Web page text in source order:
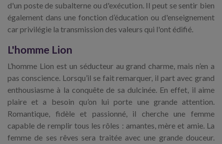
d'un poste de subalterne ou d'exécution. Il peut se sentir bien
également dans une fonction d’éducation ou d'enseignement
car privilégie la transmission des valeurs qui l'ont édifié.
L'homme Lion
L’homme Lion est un séducteur au grand charme, mais n’en a
pas conscience. Lorsqu’il se fait remarquer, il part avec grand
enthousiasme à la conquête de sa dulcinée. En effet, il aime
plaire et a besoin qu’on lui porte une grande attention.
Romantique, fidèle et passionné, il cherche une femme
capable de remplir tous les rôles : amantes, mère et amie. La
femme de ses rêves sera traitée avec une grande douceur.